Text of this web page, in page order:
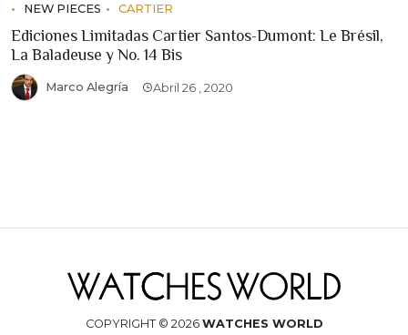
NEW PIECES CARTIER
Ediciones Limitadas Cartier Santos-Dumont: Le Brésil,
La Baladeuse y No. 14 Bis
Marco Alegría Abril 26 , 2020
COPYRIGHT © 2026 WATCHES WORLD